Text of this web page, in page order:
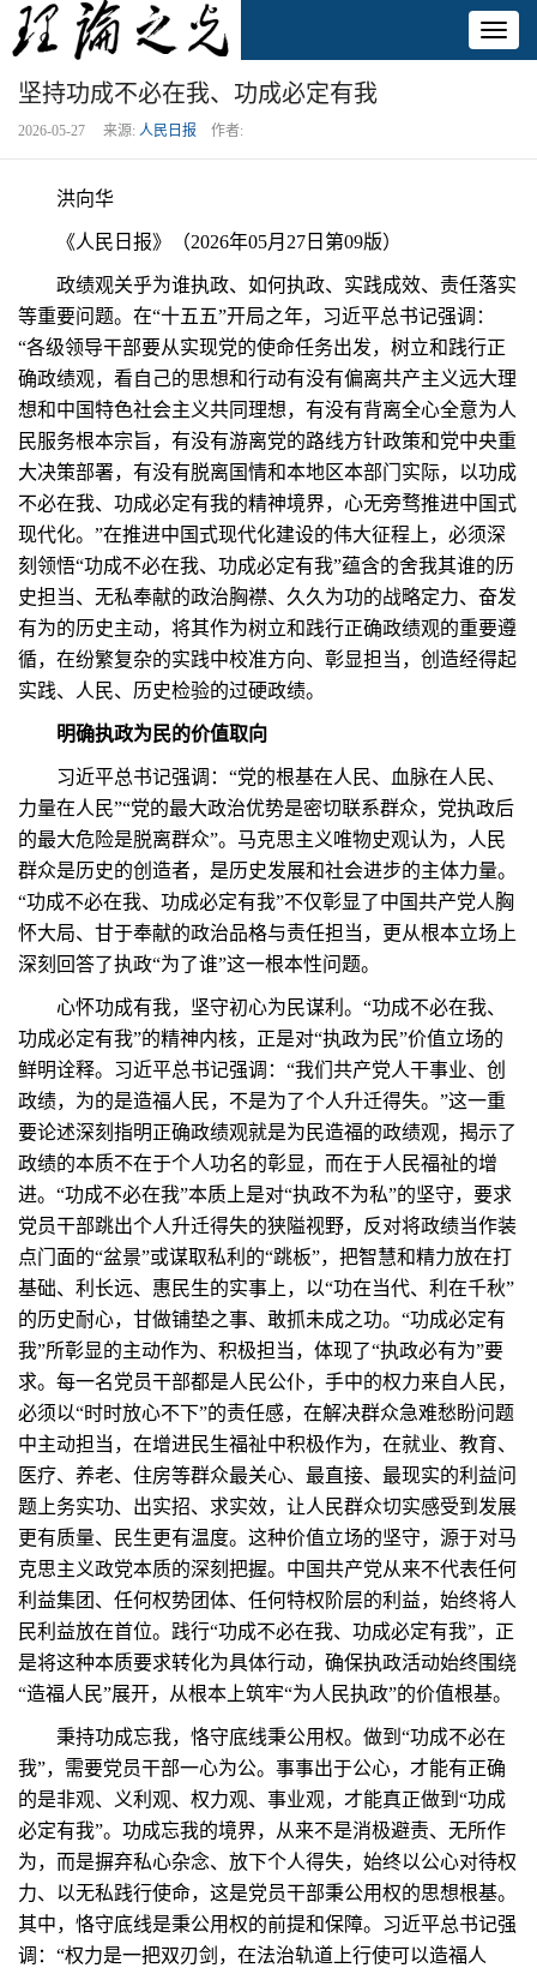
坚持功成不必在我、功成必定有我
2026-05-27 来源: 人民日报 作者:
洪向华
《人民日报》（2026年05月27日第09版）
政绩观关乎为谁执政、如何执政、实践成效、责任落实
等重要问题。在“十五五”开局之年，习近平总书记强调：
“各级领导干部要从实现党的使命任务出发，树立和践行正
确政绩观，看自己的思想和行动有没有偏离共产主义远大理
想和中国特色社会主义共同理想，有没有背离全心全意为人
民服务根本宗旨，有没有游离党的路线方针政策和党中央重
大决策部署，有没有脱离国情和本地区本部门实际，以功成
不必在我、功成必定有我的精神境界，心无旁骛推进中国式
现代化。”在推进中国式现代化建设的伟大征程上，必须深
刻领悟“功成不必在我、功成必定有我”蕴含的舍我其谁的历
史担当、无私奉献的政治胸襟、久久为功的战略定力、奋发
有为的历史主动，将其作为树立和践行正确政绩观的重要遵
循，在纷繁复杂的实践中校准方向、彰显担当，创造经得起
实践、人民、历史检验的过硬政绩。
明确执政为民的价值取向
习近平总书记强调：“党的根基在人民、血脉在人民、
力量在人民”“党的最大政治优势是密切联系群众，党执政后
的最大危险是脱离群众”。马克思主义唯物史观认为，人民
群众是历史的创造者，是历史发展和社会进步的主体力量。
“功成不必在我、功成必定有我”不仅彰显了中国共产党人胸
怀大局、甘于奉献的政治品格与责任担当，更从根本立场上
深刻回答了执政“为了谁”这一根本性问题。
心怀功成有我，坚守初心为民谋利。“功成不必在我、
功成必定有我”的精神内核，正是对“执政为民”价值立场的
鲜明诠释。习近平总书记强调：“我们共产党人干事业、创
政绩，为的是造福人民，不是为了个人升迁得失。”这一重
要论述深刻指明正确政绩观就是为民造福的政绩观，揭示了
政绩的本质不在于个人功名的彰显，而在于人民福祉的增
进。“功成不必在我”本质上是对“执政不为私”的坚守，要求
党员干部跳出个人升迁得失的狭隘视野，反对将政绩当作装
点门面的“盆景”或谋取私利的“跳板”，把智慧和精力放在打
基础、利长远、惠民生的实事上，以“功在当代、利在千秋”
的历史耐心，甘做铺垫之事、敢抓未成之功。“功成必定有
我”所彰显的主动作为、积极担当，体现了“执政必有为”要
求。每一名党员干部都是人民公仆，手中的权力来自人民，
必须以“时时放心不下”的责任感，在解决群众急难愁盼问题
中主动担当，在增进民生福祉中积极作为，在就业、教育、
医疗、养老、住房等群众最关心、最直接、最现实的利益问
题上务实功、出实招、求实效，让人民群众切实感受到发展
更有质量、民生更有温度。这种价值立场的坚守，源于对马
克思主义政党本质的深刻把握。中国共产党从来不代表任何
利益集团、任何权势团体、任何特权阶层的利益，始终将人
民利益放在首位。践行“功成不必在我、功成必定有我”，正
是将这种本质要求转化为具体行动，确保执政活动始终围绕
“造福人民”展开，从根本上筑牢“为人民执政”的价值根基。
秉持功成忘我，恪守底线秉公用权。做到“功成不必在
我”，需要党员干部一心为公。事事出于公心，才能有正确
的是非观、义利观、权力观、事业观，才能真正做到“功成
必定有我”。功成忘我的境界，从来不是消极避责、无所作
为，而是摒弃私心杂念、放下个人得失，始终以公心对待权
力、以无私践行使命，这是党员干部秉公用权的思想根基。
其中，恪守底线是秉公用权的前提和保障。习近平总书记强
调：“权力是一把双刃剑，在法治轨道上行使可以造福人